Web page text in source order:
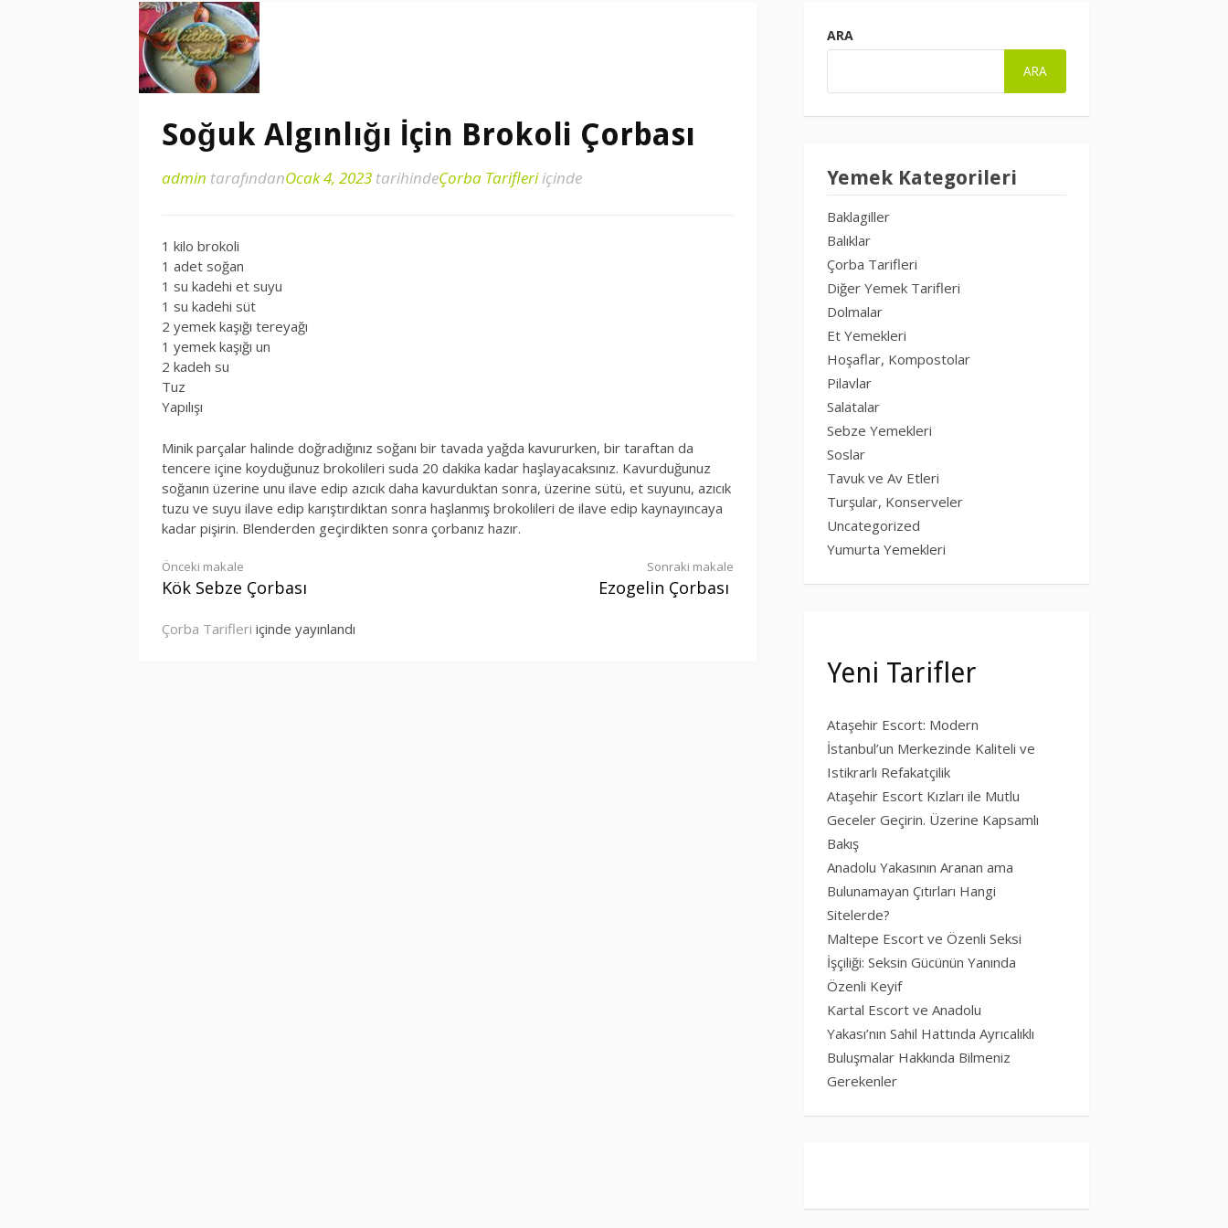
Soğuk Algınlığı İçin Brokoli Çorbası
admin tarafındanOcak 4, 2023 tarihindeÇorba Tarifleriiçinde
1 kilo brokoli
1 adet soğan
1 su kadehi et suyu
1 su kadehi süt
2 yemek kaşığı tereyağı
1 yemek kaşığı un
2 kadeh su
Tuz
Yapılışı
Minik parçalar halinde doğradığınız soğanı bir tavada yağda kavururken, bir taraftan da
tencere içine koyduğunuz brokolileri suda 20 dakika kadar haşlayacaksınız. Kavurduğunuz
soğanın üzerine unu ilave edip azıcık daha kavurduktan sonra, üzerine sütü, et suyunu, azıcık
tuzu ve suyu ilave edip karıştırdıktan sonra haşlanmış brokolileri de ilave edip kaynayıncaya
kadar pişirin. Blenderden geçirdikten sonra çorbanız hazır.
Okumaya
et
Önceki makale
Kök Sebze Çorbası
Sonraki makale
Ezogelin Çorbası
Çorba Tarifleri içinde yayınlandı
ARA
ARA
Yemek Kategorileri
Baklagiller
Balıklar
Çorba Tarifleri
Diğer Yemek Tarifleri
Dolmalar
Et Yemekleri
Hoşaflar, Kompostolar
Pilavlar
Salatalar
Sebze Yemekleri
Soslar
Tavuk ve Av Etleri
Turşular, Konserveler
Uncategorized
Yumurta Yemekleri
Yeni Tarifler
Ataşehir Escort: Modern
İstanbul’un Merkezinde Kaliteli ve
Istikrarlı Refakatçilik
Ataşehir Escort Kızları ile Mutlu
Geceler Geçirin. Üzerine Kapsamlı
Bakış
Anadolu Yakasının Aranan ama
Bulunamayan Çıtırları Hangi
Sitelerde?
Maltepe Escort ve Özenli Seksi
İşçiliği: Seksin Gücünün Yanında
Özenli Keyif
Kartal Escort ve Anadolu
Yakası’nın Sahil Hattında Ayrıcalıklı
Buluşmalar Hakkında Bilmeniz
Gerekenler